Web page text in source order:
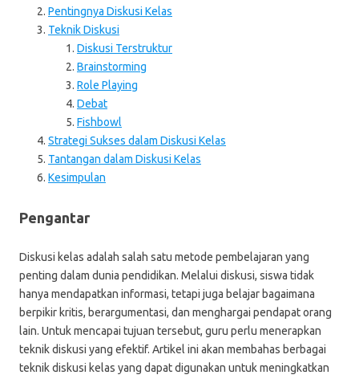
Pentingnya Diskusi Kelas
Teknik Diskusi
Diskusi Terstruktur
Brainstorming
Role Playing
Debat
Fishbowl
Strategi Sukses dalam Diskusi Kelas
Tantangan dalam Diskusi Kelas
Kesimpulan
Pengantar
Diskusi kelas adalah salah satu metode pembelajaran yang
penting dalam dunia pendidikan. Melalui diskusi, siswa tidak
hanya mendapatkan informasi, tetapi juga belajar bagaimana
berpikir kritis, berargumentasi, dan menghargai pendapat orang
lain. Untuk mencapai tujuan tersebut, guru perlu menerapkan
teknik diskusi yang efektif. Artikel ini akan membahas berbagai
teknik diskusi kelas yang dapat digunakan untuk meningkatkan